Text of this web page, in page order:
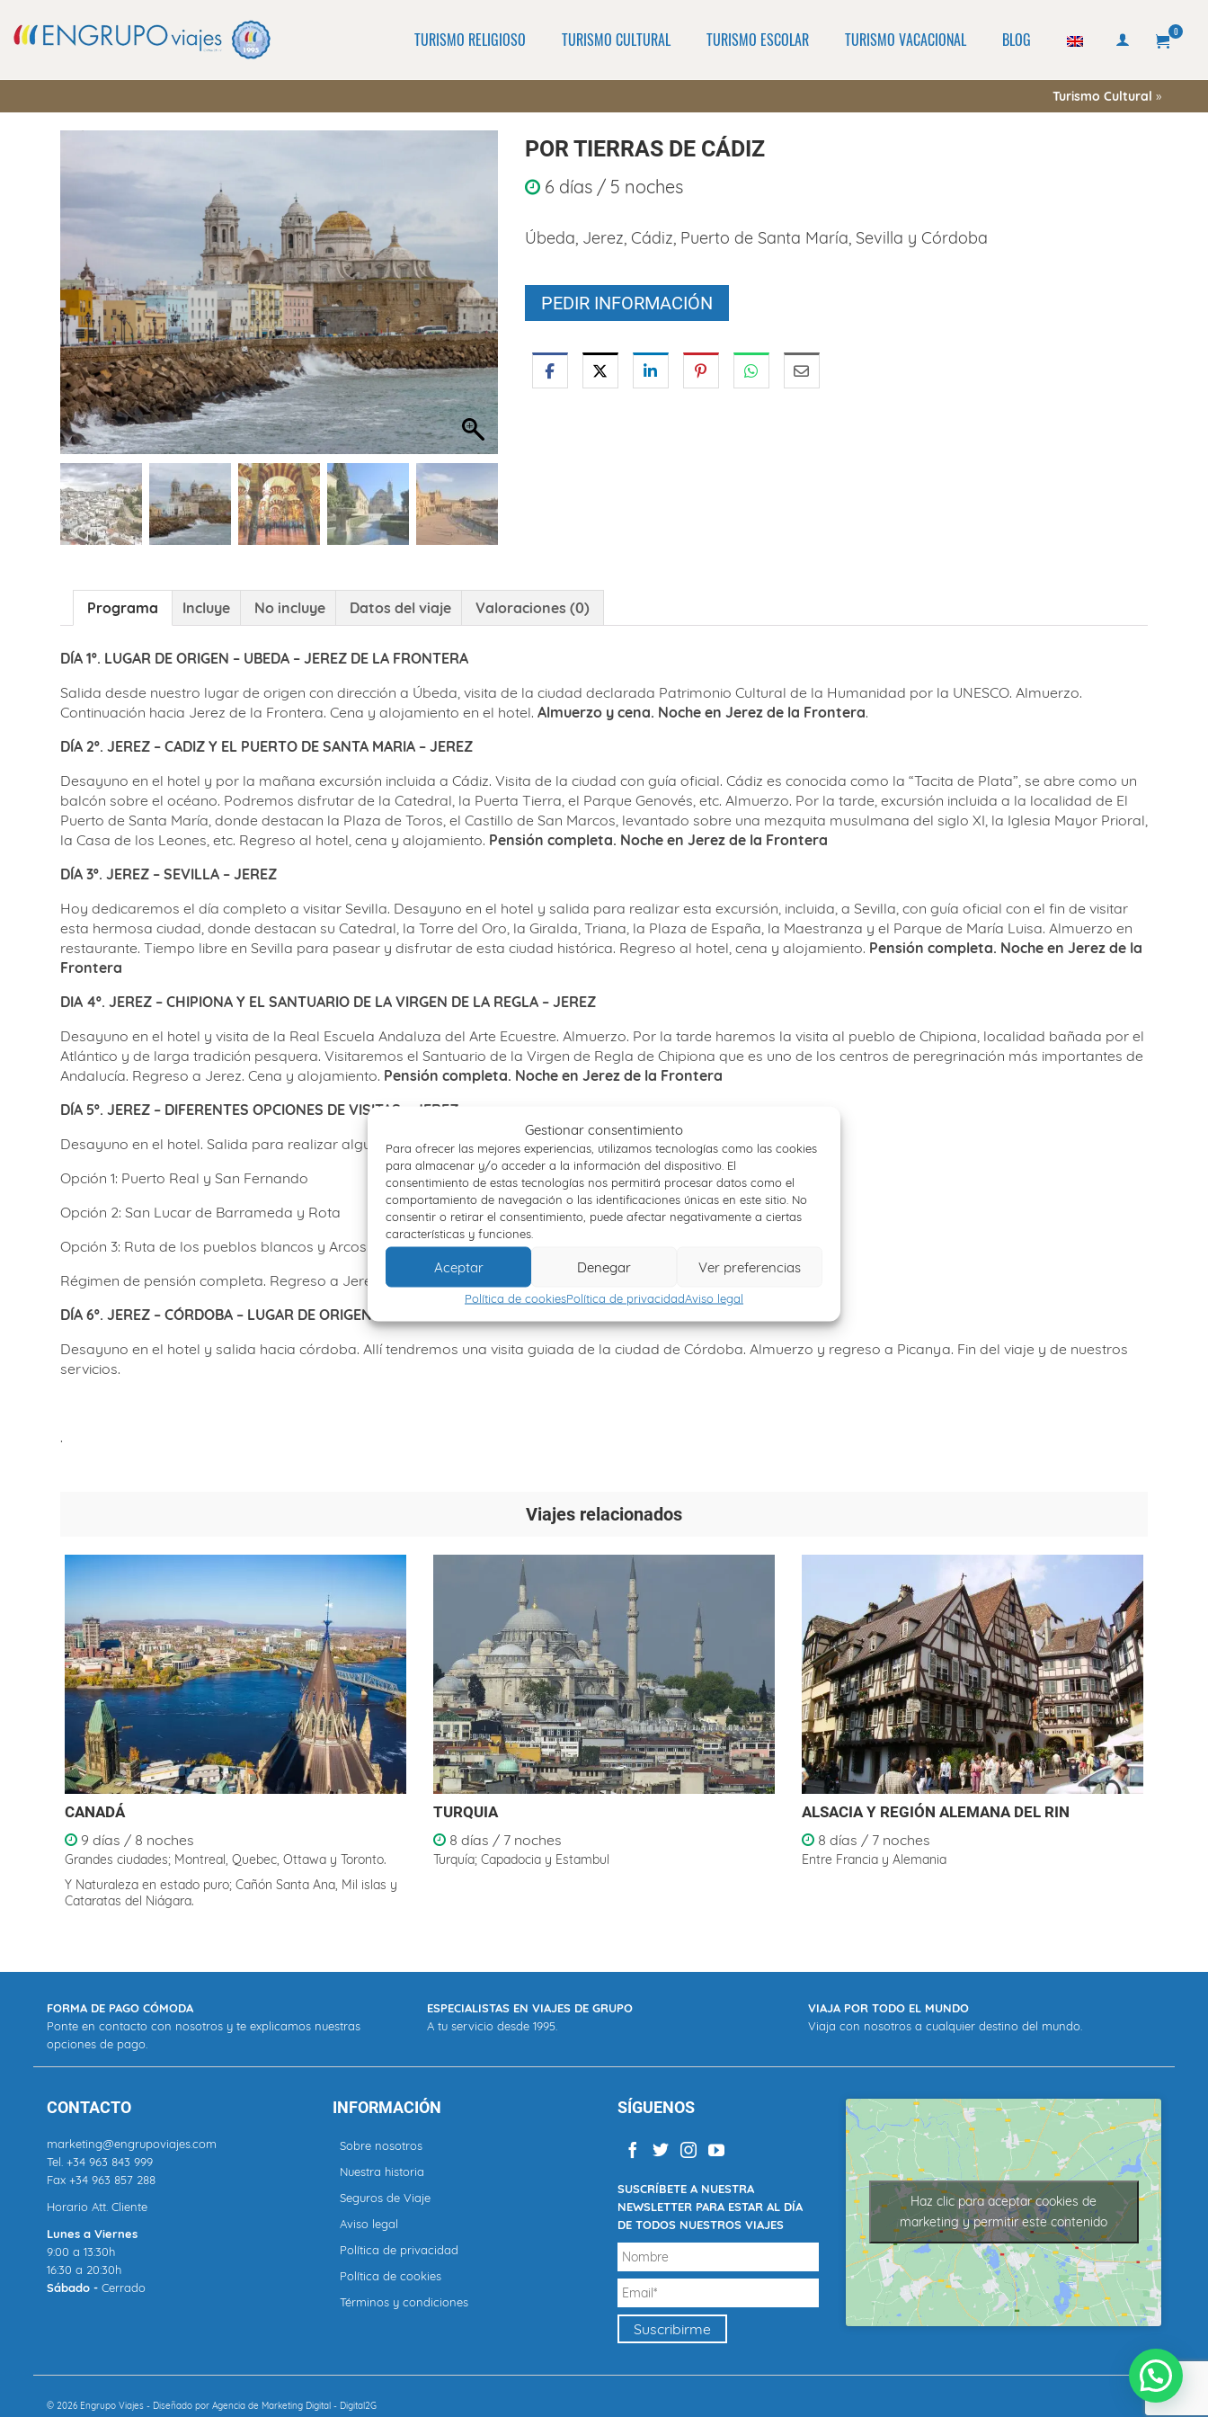
Gestionar consentimiento
Para ofrecer las mejores experiencias, utilizamos tecnologías como las cookies
para almacenar y/o acceder a la información del dispositivo. El
consentimiento de estas tecnologías nos permitirá procesar datos como el
comportamiento de navegación o las identificaciones únicas en este sitio. No
consentir o retirar el consentimiento, puede afectar negativamente a ciertas
características y funciones.
Aceptar Denegar Ver preferencias
Política de cookiesPolítica de privacidadAviso legal
TURISMO RELIGIOSO TURISMO CULTURAL TURISMO ESCOLAR TURISMO VACACIONAL BLOG 0
Turismo Cultural »
POR TIERRAS DE CÁDIZ
6 días / 5 noches
Úbeda, Jerez, Cádiz, Puerto de Santa María, Sevilla y Córdoba
PEDIR INFORMACIÓN
Programa Incluye No incluye Datos del viaje Valoraciones (0)
DÍA 1º. LUGAR DE ORIGEN – UBEDA – JEREZ DE LA FRONTERA
Salida desde nuestro lugar de origen con dirección a Úbeda, visita de la ciudad declarada Patrimonio Cultural de la Humanidad por la UNESCO. Almuerzo.
Continuación hacia Jerez de la Frontera. Cena y alojamiento en el hotel. Almuerzo y cena. Noche en Jerez de la Frontera.
DÍA 2º. JEREZ – CADIZ Y EL PUERTO DE SANTA MARIA – JEREZ
Desayuno en el hotel y por la mañana excursión incluida a Cádiz. Visita de la ciudad con guía oficial. Cádiz es conocida como la “Tacita de Plata”, se abre como un
balcón sobre el océano. Podremos disfrutar de la Catedral, la Puerta Tierra, el Parque Genovés, etc. Almuerzo. Por la tarde, excursión incluida a la localidad de El
Puerto de Santa María, donde destacan la Plaza de Toros, el Castillo de San Marcos, levantado sobre una mezquita musulmana del siglo XI, la Iglesia Mayor Prioral,
la Casa de los Leones, etc. Regreso al hotel, cena y alojamiento. Pensión completa. Noche en Jerez de la Frontera
DÍA 3º. JEREZ – SEVILLA – JEREZ
Hoy dedicaremos el día completo a visitar Sevilla. Desayuno en el hotel y salida para realizar esta excursión, incluida, a Sevilla, con guía oficial con el fin de visitar
esta hermosa ciudad, donde destacan su Catedral, la Torre del Oro, la Giralda, Triana, la Plaza de España, la Maestranza y el Parque de María Luisa. Almuerzo en
restaurante. Tiempo libre en Sevilla para pasear y disfrutar de esta ciudad histórica. Regreso al hotel, cena y alojamiento. Pensión completa. Noche en Jerez de la
Frontera
DIA 4º. JEREZ – CHIPIONA Y EL SANTUARIO DE LA VIRGEN DE LA REGLA – JEREZ
Desayuno en el hotel y visita de la Real Escuela Andaluza del Arte Ecuestre. Almuerzo. Por la tarde haremos la visita al pueblo de Chipiona, localidad bañada por el
Atlántico y de larga tradición pesquera. Visitaremos el Santuario de la Virgen de Regla de Chipiona que es uno de los centros de peregrinación más importantes de
Andalucía. Regreso a Jerez. Cena y alojamiento. Pensión completa. Noche en Jerez de la Frontera
DÍA 5º. JEREZ – DIFERENTES OPCIONES DE VISITAS – JEREZ
Desayuno en el hotel. Salida para realizar alguna de estas excursiones:
Opción 1: Puerto Real y San Fernando
Opción 2: San Lucar de Barrameda y Rota
Opción 3: Ruta de los pueblos blancos y Arcos de la Frontera
Régimen de pensión completa. Regreso a Jerez. Pensión completa. Noche en Jerez de la Frontera
DÍA 6º. JEREZ – CÓRDOBA – LUGAR DE ORIGEN
Desayuno en el hotel y salida hacia córdoba. Allí tendremos una visita guiada de la ciudad de Córdoba. Almuerzo y regreso a Picanya. Fin del viaje y de nuestros
servicios.
.
Viajes relacionados
CANADÁ
9 días / 8 noches
Grandes ciudades; Montreal, Quebec, Ottawa y Toronto.
Y Naturaleza en estado puro; Cañón Santa Ana, Mil islas y
Cataratas del Niágara.
TURQUIA
8 días / 7 noches
Turquía; Capadocia y Estambul
ALSACIA Y REGIÓN ALEMANA DEL RIN
8 días / 7 noches
Entre Francia y Alemania
FORMA DE PAGO CÓMODA
Ponte en contacto con nosotros y te explicamos nuestras
opciones de pago.
ESPECIALISTAS EN VIAJES DE GRUPO
A tu servicio desde 1995.
VIAJA POR TODO EL MUNDO
Viaja con nosotros a cualquier destino del mundo.
CONTACTO
marketing@engrupoviajes.com
Tel. +34 963 843 999
Fax +34 963 857 288
Horario Att. Cliente
Lunes a Viernes
9:00 a 13:30h
16:30 a 20:30h
Sábado - Cerrado
INFORMACIÓN
Sobre nosotros
Nuestra historia
Seguros de Viaje
Aviso legal
Política de privacidad
Política de cookies
Términos y condiciones
SÍGUENOS
SUSCRÍBETE A NUESTRA
NEWSLETTER PARA ESTAR AL DÍA
DE TODOS NUESTROS VIAJES
Haz clic para aceptar cookies de
marketing y permitir este contenido
© 2026 Engrupo Viajes - Diseñado por Agencia de Marketing Digital - Digital2G